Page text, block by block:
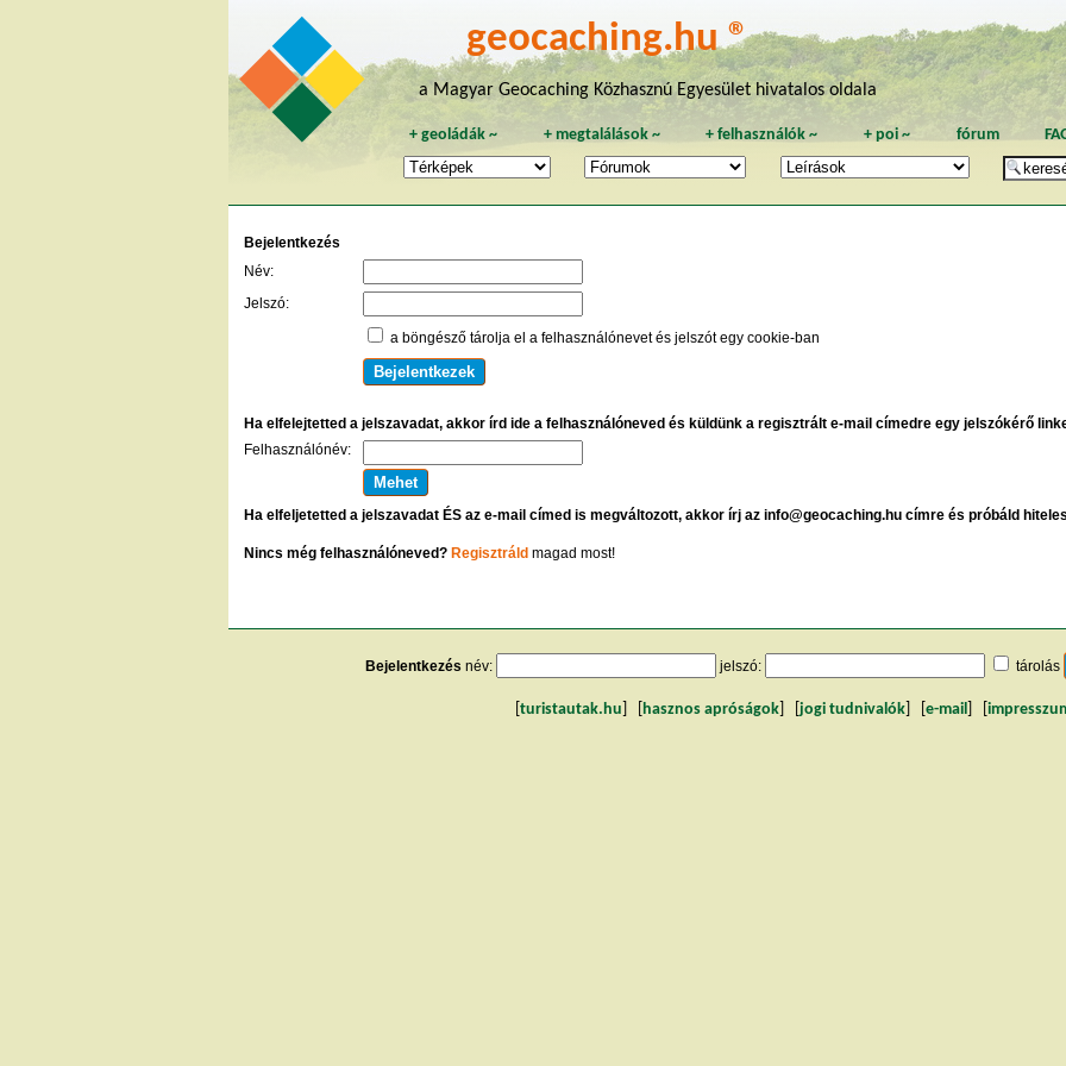
geocaching.hu ®
a Magyar Geocaching Közhasznú Egyesület hivatalos oldala
+geoládák ~ + megtalálások~ +felhasználók ~ + poi~ fórum
Bejelentkezés
Név:
Jelszó:
a böngésző tárolja el a felhasználónevet és jelszót egy cookie-ban
Ha elfelejtetted a jelszavadat, akkor írd ide a felhasználóneved és küldünk a regisztrált e-mail címedre egy jelszókérő
Felhasználónév:
Ha elfeljetetted a jelszavadat ÉS az e-mail címed is megváltozott, akkor írj az info@geocaching.hu címre és próbáld
Nincs még felhasználóneved? Regisztráld magad most!
Bejelentkezés név: jelszó: tárolás
turistautak.hu hasznos apróságok jogi tudnivalók e-mail